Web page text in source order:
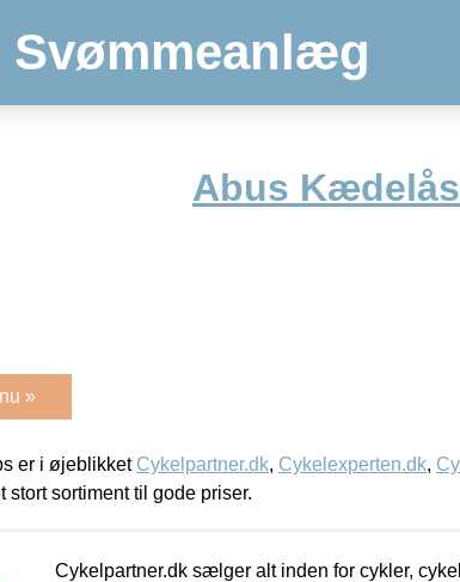
Svømmeanlæg
Abus
»
er i øjeblikket Cykelpartner.dk, Cykelexperten.dk,
stort sortiment til gode priser.
Cykelpartner.dk sælger alt inden for cykler,